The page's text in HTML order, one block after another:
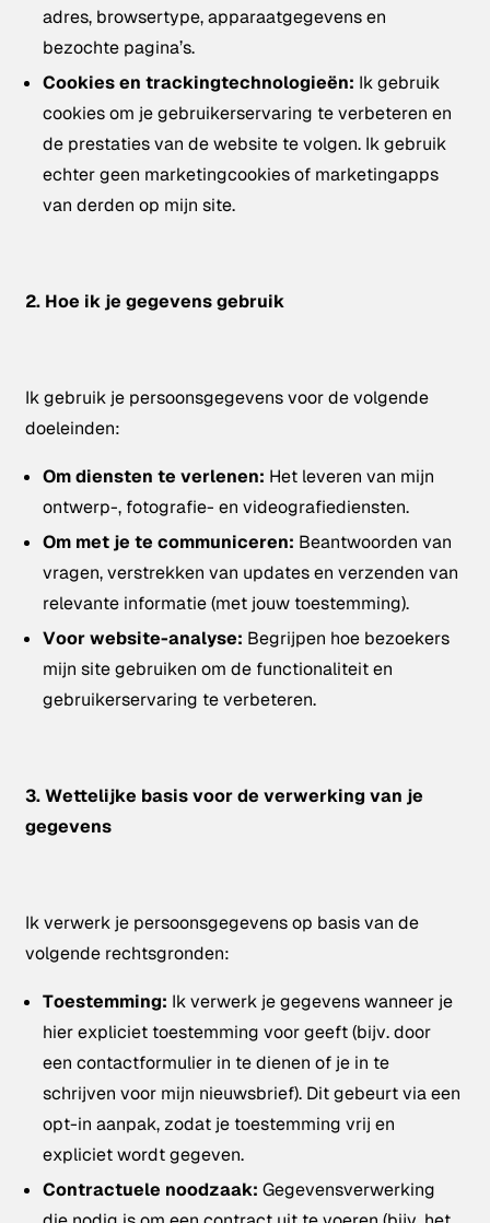
adres, browsertype, apparaatgegevens en
bezochte pagina’s.
Cookies en trackingtechnologieën: Ik gebruik
cookies om je gebruikerservaring te verbeteren en
de prestaties van de website te volgen. Ik gebruik
echter geen marketingcookies of marketingapps
van derden op mijn site.
2. Hoe ik je gegevens gebruik
Ik gebruik je persoonsgegevens voor de volgende
doeleinden:
Om diensten te verlenen: Het leveren van mijn
ontwerp-, fotografie- en videografiediensten.
Om met je te communiceren: Beantwoorden van
vragen, verstrekken van updates en verzenden van
relevante informatie (met jouw toestemming).
Voor website-analyse: Begrijpen hoe bezoekers
mijn site gebruiken om de functionaliteit en
gebruikerservaring te verbeteren.
3. Wettelijke basis voor de verwerking van je
gegevens
Ik verwerk je persoonsgegevens op basis van de
volgende rechtsgronden:
Toestemming: Ik verwerk je gegevens wanneer je
hier expliciet toestemming voor geeft (bijv. door
een contactformulier in te dienen of je in te
schrijven voor mijn nieuwsbrief). Dit gebeurt via een
opt-in aanpak, zodat je toestemming vrij en
expliciet wordt gegeven.
Contractuele noodzaak: Gegevensverwerking